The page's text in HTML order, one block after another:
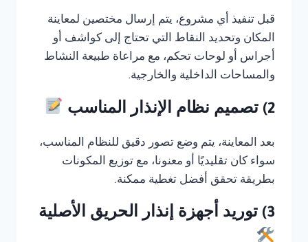
قبل تنفيذ أي مشروع، يتم إرسال مختصين لمعاينة
المكان وتحديد النقاط التي تحتاج إلى كواشف أو
أجراس أو لوحات تحكم، مع مراعاة طبيعة النشاط
والمساحات الداخلية والخارجية.
2) تصميم نظام الإنذار المناسب
بعد المعاينة، يتم وضع تصور دقيق للنظام المناسب،
سواء كان تقليديًا أو معنونا، مع توزيع المكونات
بطريقة تحقق أفضل تغطية ممكنة.
3) توريد أجهزة إنذار الحريق الأصلية